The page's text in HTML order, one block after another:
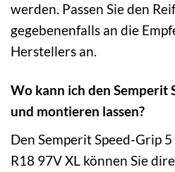
werden. Passen Sie den
gegebenenfalls an die
Herstellers an.
Wo kann ich den Semperit
und montieren lassen?
Den Semperit Speed-Grip
R18 97V XL können Sie